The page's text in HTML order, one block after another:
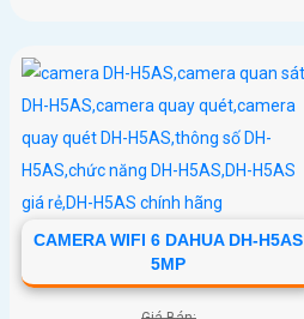
CAMERA WIFI 6 DAHUA DH-H5AS
5MP